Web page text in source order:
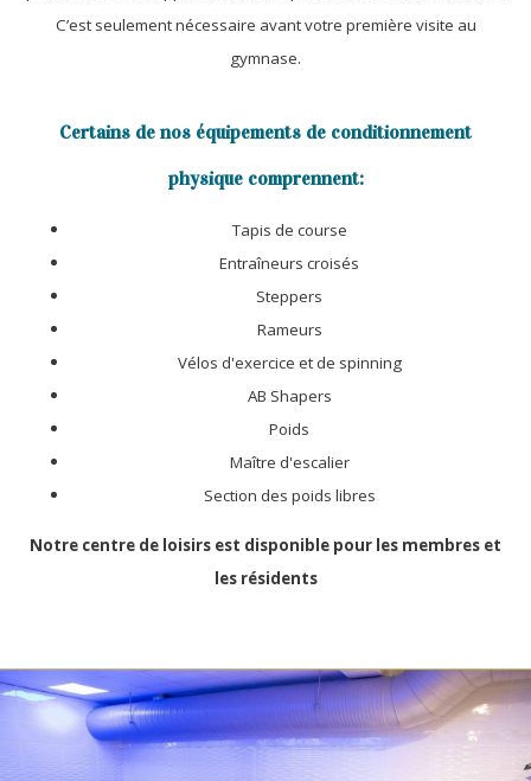
C’est seulement nécessaire avant votre première visite au
gymnase.
Certains de nos équipements de conditionnement
physique comprennent:
Tapis de course
Entraîneurs croisés
Steppers
Rameurs
Vélos d'exercice et de spinning
AB Shapers
Poids
Maître d'escalier
Section des poids libres
Notre centre de loisirs est disponible pour les membres et
les résidents